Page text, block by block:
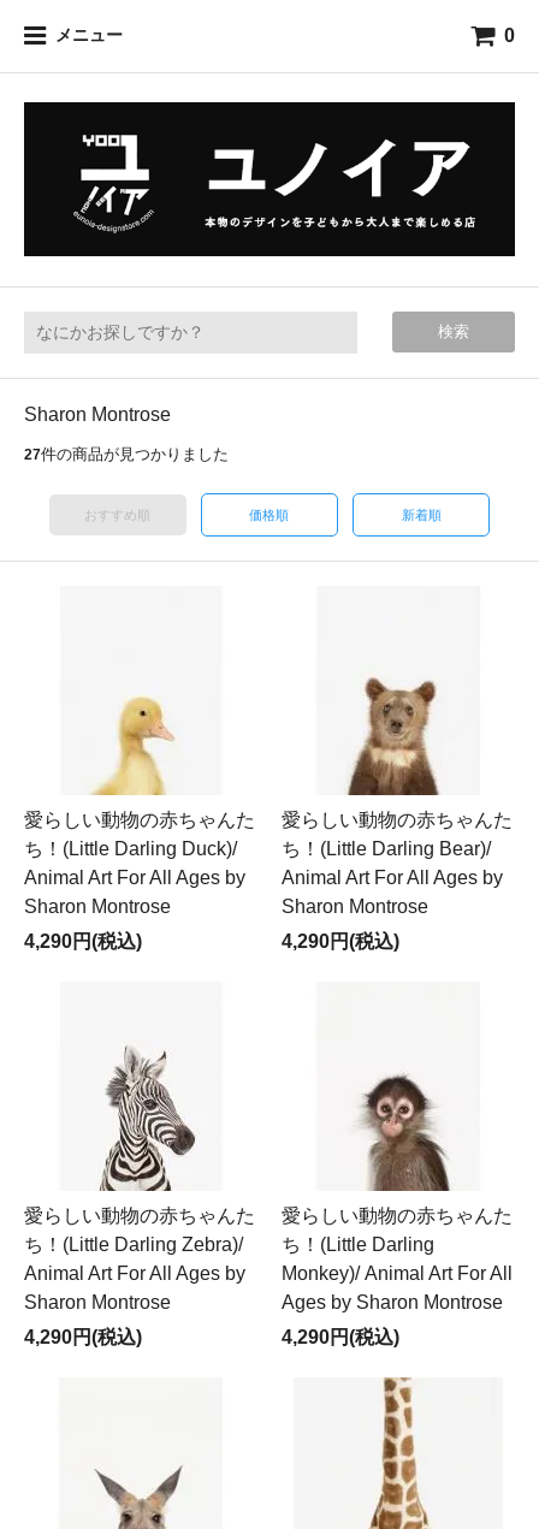
メニュー 0
検索
Sharon Montrose
27件の商品が見つかりました
おすすめ順 価格順 新着順
愛らしい動物の赤ちゃんた
ち！(Little Darling Duck)/
Animal Art For All Ages by
Sharon Montrose
4,290円(税込)
愛らしい動物の赤ちゃんた
ち！(Little Darling Bear)/
Animal Art For All Ages by
Sharon Montrose
4,290円(税込)
愛らしい動物の赤ちゃんた
ち！(Little Darling Zebra)/
Animal Art For All Ages by
Sharon Montrose
4,290円(税込)
愛らしい動物の赤ちゃんた
ち！(Little Darling
Monkey)/ Animal Art For All
Ages by Sharon Montrose
4,290円(税込)